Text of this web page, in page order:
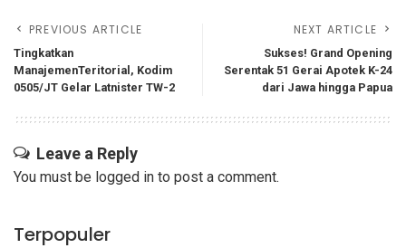
PREVIOUS ARTICLE
Tingkatkan
ManajemenTeritorial, Kodim
0505/JT Gelar Latnister TW-2
NEXT ARTICLE
Sukses! Grand Opening
Serentak 51 Gerai Apotek K-24
dari Jawa hingga Papua
Leave a Reply
You must be logged in to post a comment.
Terpopuler